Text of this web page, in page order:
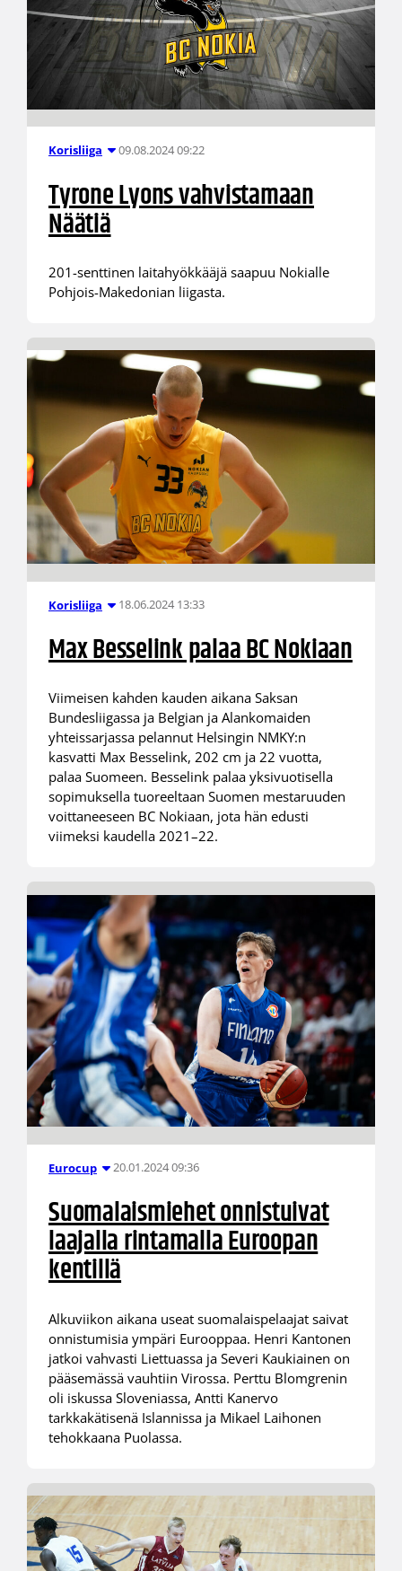
Korisliiga 09.08.2024 09:22
Tyrone Lyons vahvistamaan
Näätiä
201-senttinen laitahyökkääjä saapuu Nokialle
Pohjois-Makedonian liigasta.
Korisliiga 18.06.2024 13:33
Max Besselink palaa BC Nokiaan
Viimeisen kahden kauden aikana Saksan
Bundesliigassa ja Belgian ja Alankomaiden
yhteissarjassa pelannut Helsingin NMKY:n
kasvatti Max Besselink, 202 cm ja 22 vuotta,
palaa Suomeen. Besselink palaa yksivuotisella
sopimuksella tuoreeltaan Suomen mestaruuden
voittaneeseen BC Nokiaan, jota hän edusti
viimeksi kaudella 2021–22.
Eurocup 20.01.2024 09:36
Suomalaismiehet onnistuivat
laajalla rintamalla Euroopan
kentillä
Alkuviikon aikana useat suomalaispelaajat saivat
onnistumisia ympäri Eurooppaa. Henri Kantonen
jatkoi vahvasti Liettuassa ja Severi Kaukiainen on
pääsemässä vauhtiin Virossa. Perttu Blomgrenin
oli iskussa Sloveniassa, Antti Kanervo
tarkkakätisenä Islannissa ja Mikael Laihonen
tehokkaana Puolassa.